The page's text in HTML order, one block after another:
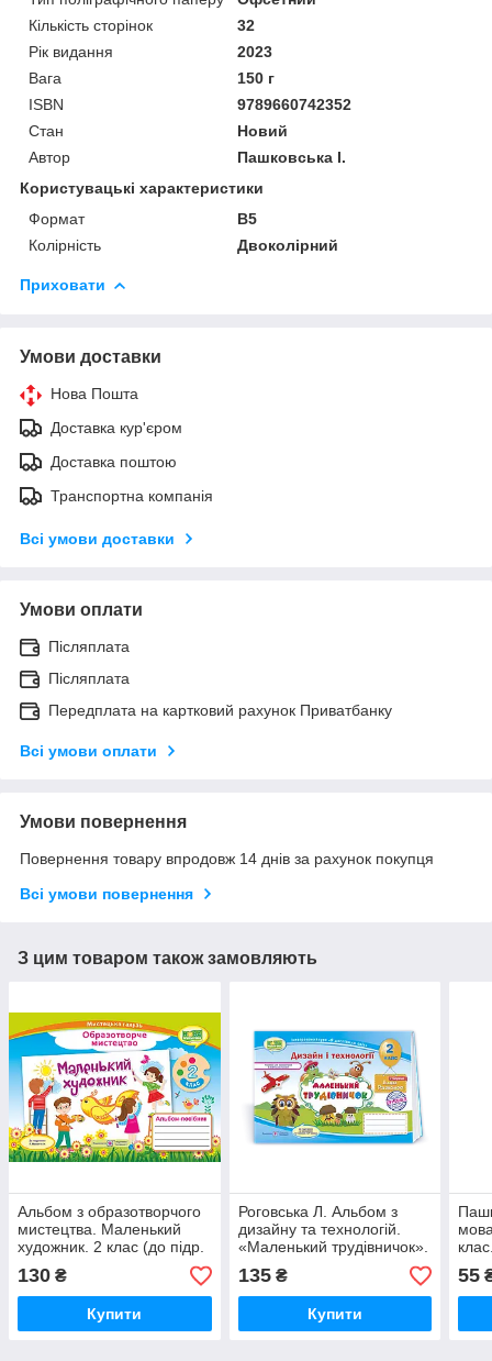
Кількість сторінок
32
Рік видання
2023
Вага
150 г
ISBN
9789660742352
Стан
Новий
Автор
Пашковська І.
Користувацькi характеристики
Формат
В5
Колірність
Двоколірний
Приховати
Умови доставки
Нова Пошта
Доставка кур'єром
Доставка поштою
Транспортна компанія
Всі умови доставки
Умови оплати
Післяплата
Післяплата
Передплата на картковий рахунок Приватбанку
Всі умови оплати
Умови повернення
Повернення товару впродовж 14 днів за рахунок покупця
Всі умови повернення
З цим товаром також замовляють
Альбом з образотворчого
мистецтва. Маленький
художник. 2 клас (до підр.
Л. Масол) НУШ.
130 ₴
Купити
Роговська Л. Альбом з
дизайну та технологій.
«Маленький трудівничок».
2 клас. Схвалено! НУШ.
135₴
Купити
55